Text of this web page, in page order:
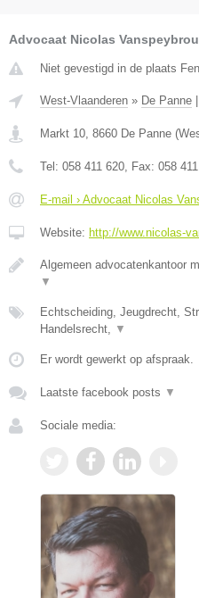
Advocaat Nicolas
Niet gevestigd in de plaats
West-Vlaanderen » De Panne
Markt 10, 8660 De Panne (
Tel: 058 411 620, Fax: 058
E-mail › Advocaat Nicolas
Website: http://www.nicolas-
Algemeen advocatenkantoor
▼
Echtscheiding, Jeugdrecht,
Handelsrecht, ▼
Er wordt gewerkt op afspraak.
Laatste facebook posts ▼
Sociale media: